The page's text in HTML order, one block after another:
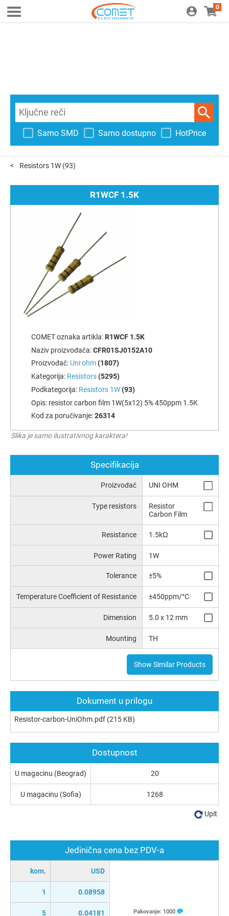
0
Samo SMD Samo dostupno HotPrice
Resistors 1W (93)
R1WCF 1.5K
COMET oznaka artikla: R1WCF 1.5K
Naziv proizvođača:CFR01SJ0152A10
Proizvođač: Uni ohm(1807)
Kategorija: Resistors(5295)
Podkategorija: Resistors 1W(93)
Opis: resistor carbon film 1W(5x12) 5% 450ppm 1.5K
Kod za poručivanje:26314
Slika je samo ilustrativnog karaktera!
Specifikacija
Proizvođač UNI OHM
Type resistors
Resistor
Carbon Film
Resistance 1.5kΩ
Power Rating 1W
Tolerance ±5%
Temperature Coefficient of Resistance ±450ppm/°C
Dimension 5.0 x 12 mm
Mounting TH
Show Similar Products
Dokument u prilogu
Resistor-carbon-UniOhm.pdf (215 KB)
Jedinična cena bez PDV-a
kom. USD
1 0.08958
5 0.04181 Pakovanje: 1000
Dostupnost
U magacinu (Beograd) 20
U magacinu (Sofia) 1268
Upit